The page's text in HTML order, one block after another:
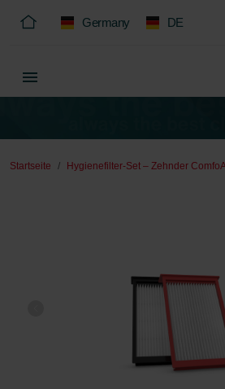
Germany DE
Startseite Hygienefilter-Set – Zehnder